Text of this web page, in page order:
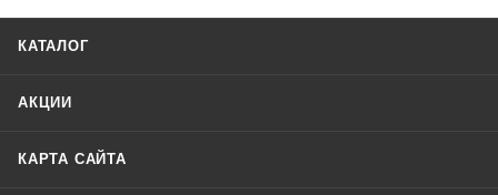
КАТАЛОГ
АКЦИИ
КАРТА САЙТА